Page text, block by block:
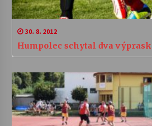
30. 8. 2012
Humpolec schytal dva